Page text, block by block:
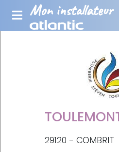
Mon installateur
29120 - COMBRIT